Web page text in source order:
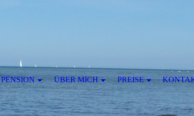
PENSION ÜBER MICH PREISE